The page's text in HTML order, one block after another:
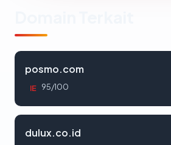
posmo.com
IE 95/100
dulux.co.id